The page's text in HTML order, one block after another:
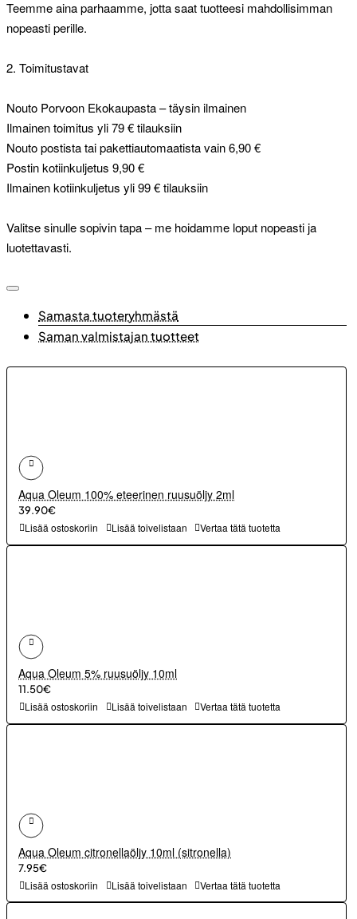
Teemme aina parhaamme, jotta saat tuotteesi mahdollisimman
nopeasti perille.
2. Toimitustavat
Nouto Porvoon Ekokaupasta – täysin ilmainen
Ilmainen toimitus yli 79 € tilauksiin
Nouto postista tai pakettiautomaatista vain 6,90 €
Postin kotiinkuljetus 9,90 €
Ilmainen kotiinkuljetus yli 99 € tilauksiin
Valitse sinulle sopivin tapa – me hoidamme loput nopeasti ja
luotettavasti.
Samasta tuoteryhmästä
Saman valmistajan tuotteet
Aqua Oleum 100% eteerinen ruusuöljy 2ml
39.90€
Lisää ostoskoriin Lisää toivelistaan Vertaa tätä tuotetta
Aqua Oleum 5% ruusuöljy 10ml
11.50€
Lisää ostoskoriin Lisää toivelistaan Vertaa tätä tuotetta
Aqua Oleum citronellaöljy 10ml (sitronella)
7.95€
Lisää ostoskoriin Lisää toivelistaan Vertaa tätä tuotetta